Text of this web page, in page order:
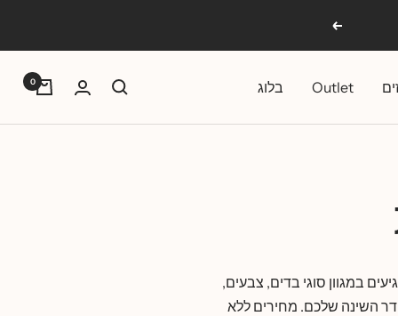
הבא
Outlet בלוג 0
במגוון סוגי בדים, צבעים,
השינה שלכם. מחירים ללא